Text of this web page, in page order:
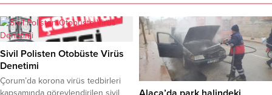
Sivil Polisten Otobüste Virüs
Denetimi
Çorum’da korona virüs tedbirleri
kapsamında görevlendirilen sivil